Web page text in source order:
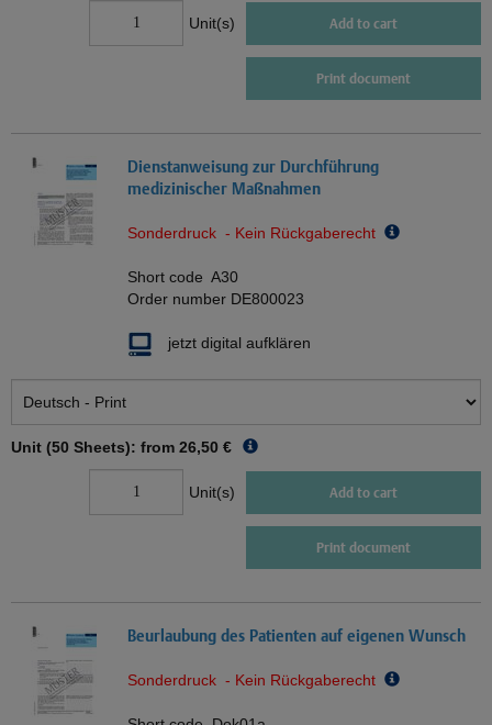
Unit(s) Add to cart
Print document
Dienstanweisung zur Durchführung
medizinischer Maßnahmen
Sonderdruck - Kein Rückgaberecht
Short code A30
Order number DE800023
jetzt digital aufklären
Unit (50 Sheets): from 26,50 €
Unit(s) Add to cart
Print document
Beurlaubung des Patienten auf eigenen Wunsch
Sonderdruck - Kein Rückgaberecht